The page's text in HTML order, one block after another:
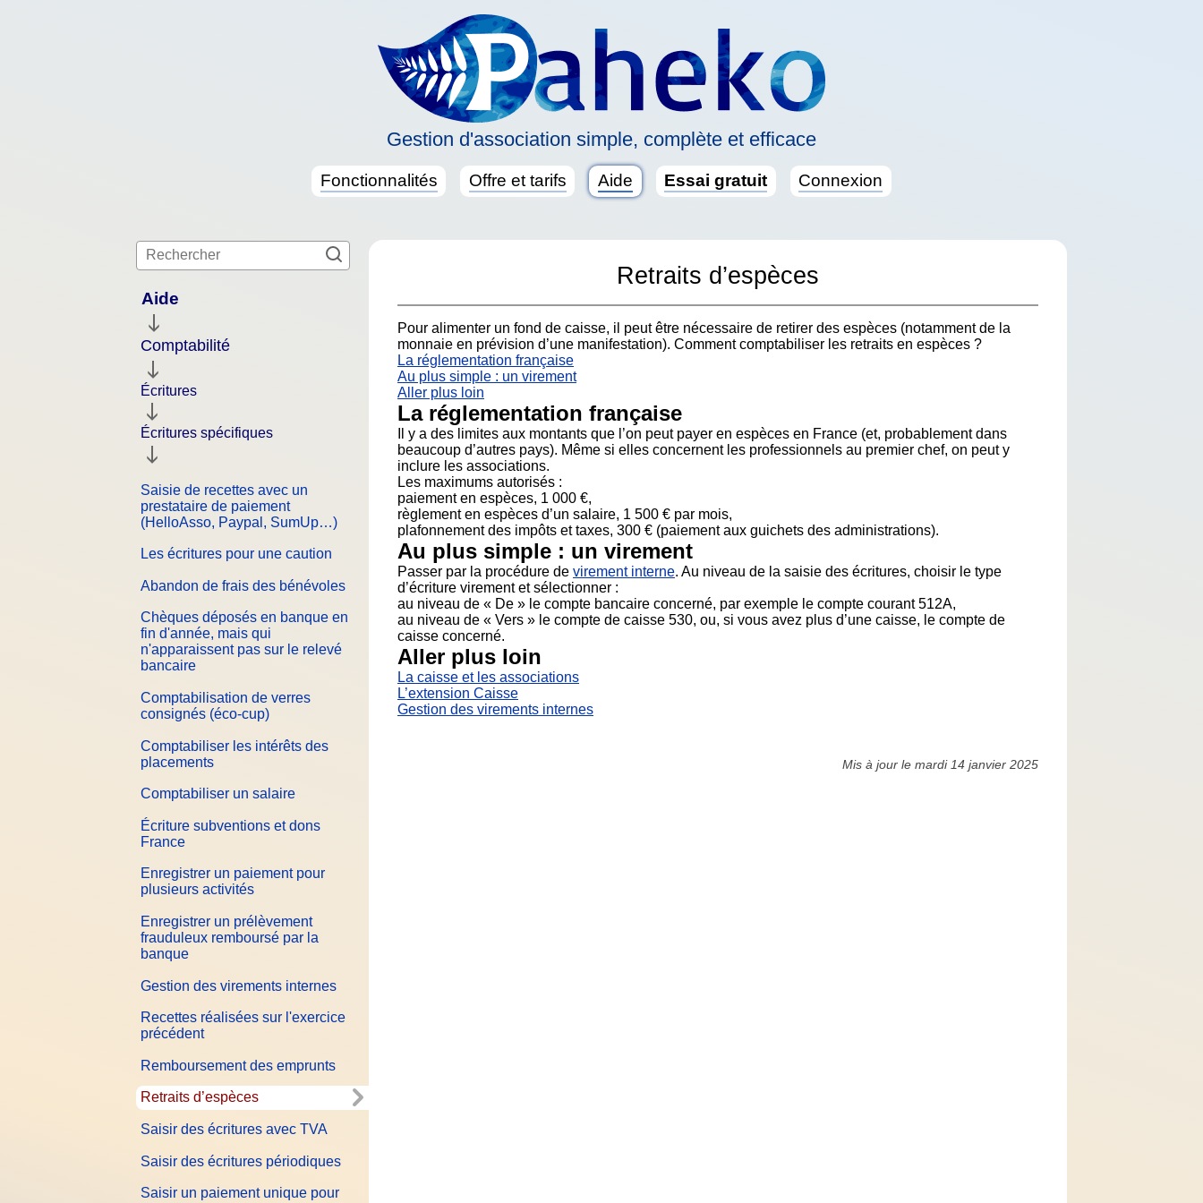
Gestion d'association simple, complète et efficace
Fonctionnalités Offre et tarifs Aide Essai gratuit Connexion
Aide
Comptabilité
Écritures
Écritures spécifiques
Saisie de recettes avec un
prestataire de paiement
(HelloAsso, Paypal, SumUp…)
Les écritures pour une caution
Abandon de frais des bénévoles
Chèques déposés en banque en
fin d'année, mais qui
n'apparaissent pas sur le relevé
bancaire
Comptabilisation de verres
consignés (éco-cup)
Comptabiliser les intérêts des
placements
Comptabiliser un salaire
Écriture subventions et dons
France
Enregistrer un paiement pour
plusieurs activités
Enregistrer un prélèvement
frauduleux remboursé par la
banque
Gestion des virements internes
Recettes réalisées sur l'exercice
précédent
Remboursement des emprunts
Retraits d’espèces
Saisir des écritures avec TVA
Saisir des écritures périodiques
Saisir un paiement unique pour
Retraits d’espèces
Pour alimenter un fond de caisse, il peut être nécessaire de retirer des espèces (notamment de la
monnaie en prévision d’une manifestation). Comment comptabiliser les retraits en espèces ?
La réglementation française
Au plus simple : un virement
Aller plus loin
La réglementation française
Il y a des limites aux montants que l’on peut payer en espèces en France (et, probablement dans
beaucoup d’autres pays). Même si elles concernent les professionnels au premier chef, on peut y
inclure les associations.
Les maximums autorisés :
paiement en espèces, 1 000 €,
règlement en espèces d’un salaire, 1 500 € par mois,
plafonnement des impôts et taxes, 300 € (paiement aux guichets des administrations).
Au plus simple : un virement
Passer par la procédure de virement interne. Au niveau de la saisie des écritures, choisir le type
d’écriture virement et sélectionner :
au niveau de « De » le compte bancaire concerné, par exemple le compte courant 512A,
au niveau de « Vers » le compte de caisse 530, ou, si vous avez plus d’une caisse, le compte de
caisse concerné.
Aller plus loin
La caisse et les associations
L’extension Caisse
Gestion des virements internes
Mis à jour le mardi 14 janvier 2025